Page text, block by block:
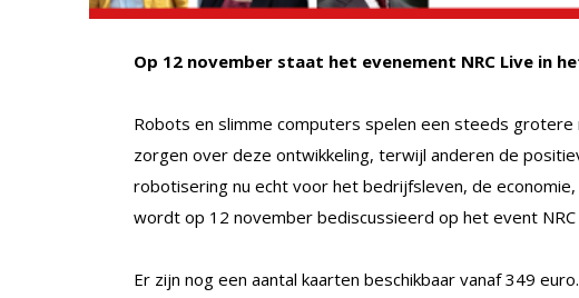
Op 12 november staat het evenement NRC Live in
Robots en slimme computers spelen een steeds grotere
zorgen over deze ontwikkeling, terwijl anderen de
robotisering nu echt voor het bedrijfsleven, de
wordt op 12 november bediscussieerd op het event NRC
Er zijn nog een aantal kaarten beschikbaar vanaf 349